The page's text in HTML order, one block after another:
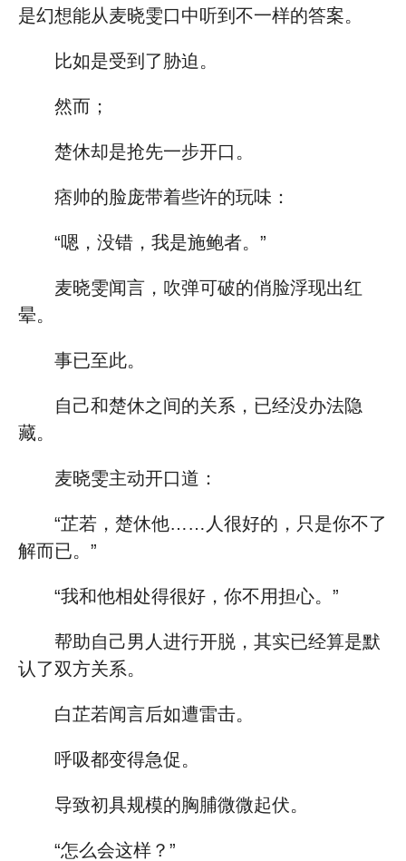
是幻想能从麦晓雯口中听到不一样的答案。
比如是受到了胁迫。
然而；
楚休却是抢先一步开口。
痞帅的脸庞带着些许的玩味：
“嗯，没错，我是施鲍者。”
麦晓雯闻言，吹弹可破的俏脸浮现出红
晕。
事已至此。
自己和楚休之间的关系，已经没办法隐
藏。
麦晓雯主动开口道：
“芷若，楚休他……人很好的，只是你不了
解而已。”
“我和他相处得很好，你不用担心。”
帮助自己男人进行开脱，其实已经算是默
认了双方关系。
白芷若闻言后如遭雷击。
呼吸都变得急促。
导致初具规模的胸脯微微起伏。
“怎么会这样？”